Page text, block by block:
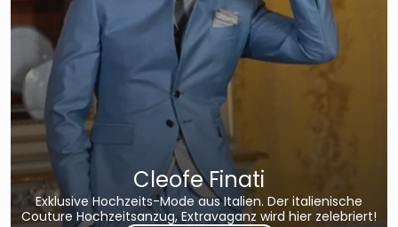
Cleofe Finati
Exklusive Hochzeits-Mode aus Italien. Der italienische
Couture Hochzeitsanzug, Extravaganz wird hier zelebriert!